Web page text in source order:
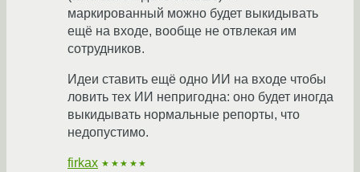
маркированный можно будет выкидывать
ещё на входе, вообще не отвлекая им
сотрудников.
Идеи ставить ещё одно ИИ на входе чтобы
ловить тех ИИ непригодна: оно будет иногда
выкидывать нормальные репорты, что
недопустимо.
firkax ★★★★★